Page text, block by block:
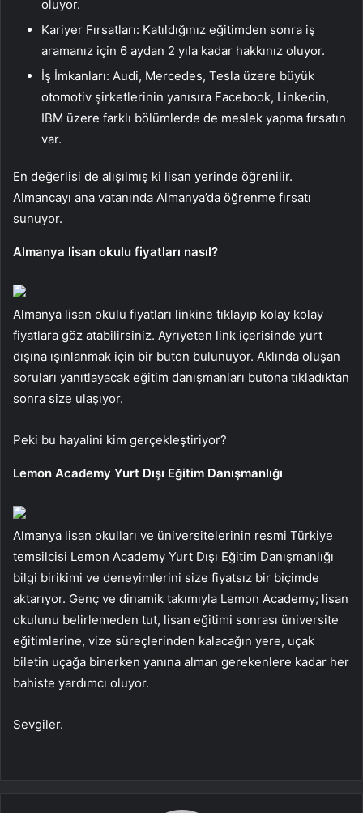
oluyor.
Kariyer Fırsatları: Katıldığınız eğitimden sonra iş
aramanız için 6 aydan 2 yıla kadar hakkınız oluyor.
İş İmkanları: Audi, Mercedes, Tesla üzere büyük
otomotiv şirketlerinin yanısıra Facebook, Linkedin,
IBM üzere farklı bölümlerde de meslek yapma fırsatın
var.
En değerlisi de alışılmış ki lisan yerinde öğrenilir.
Almancayı ana vatanında Almanya’da öğrenme fırsatı
sunuyor.
Almanya lisan okulu fiyatları nasıl?
Almanya lisan okulu fiyatları linkine tıklayıp kolay kolay
fiyatlara göz atabilirsiniz. Ayrıyeten link içerisinde yurt
dışına ışınlanmak için bir buton bulunuyor. Aklında oluşan
soruları yanıtlayacak eğitim danışmanları butona tıkladıktan
sonra size ulaşıyor.
Peki bu hayalini kim gerçekleştiriyor?
Lemon Academy Yurt Dışı Eğitim Danışmanlığı
Almanya lisan okulları ve üniversitelerinin resmi Türkiye
temsilcisi Lemon Academy Yurt Dışı Eğitim Danışmanlığı
bilgi birikimi ve deneyimlerini size fiyatsız bir biçimde
aktarıyor. Genç ve dinamik takımıyla Lemon Academy; lisan
okulunu belirlemeden tut, lisan eğitimi sonrası üniversite
eğitimlerine, vize süreçlerinden kalacağın yere, uçak
biletin uçağa binerken yanına alman gerekenlere kadar her
bahiste yardımcı oluyor.
Sevgiler.